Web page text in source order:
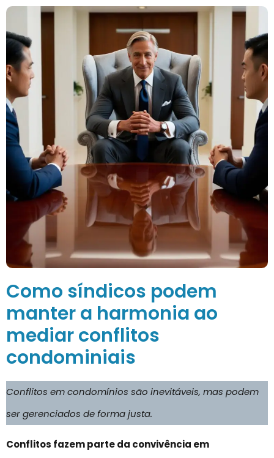
Como síndicos podem
manter a harmonia ao
mediar conflitos
condominiais
Conflitos em condomínios são inevitáveis, mas podem
ser gerenciados de forma justa.
Conflitos fazem parte da convivência em